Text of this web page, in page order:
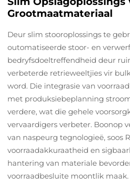
Grootmaatmateriaal
Deur slim stooroplossings te
outomatiseerde stoor- en
bedryfsdoeltreffendheid deur
verbeterde retrieweeltjies vir
word. Die integrasie van
met produksiebeplanning
verdere, wat die gehele
vervaardigers verbeter. Boonop
van naspeurg tegnologieë, soos
voorraadakkuraatheid en
hantering van materiale
voorraadbesluite moontlik maak.